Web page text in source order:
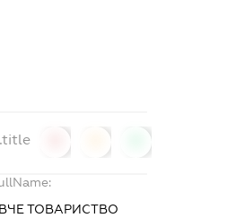
ТОВАРИСТВО